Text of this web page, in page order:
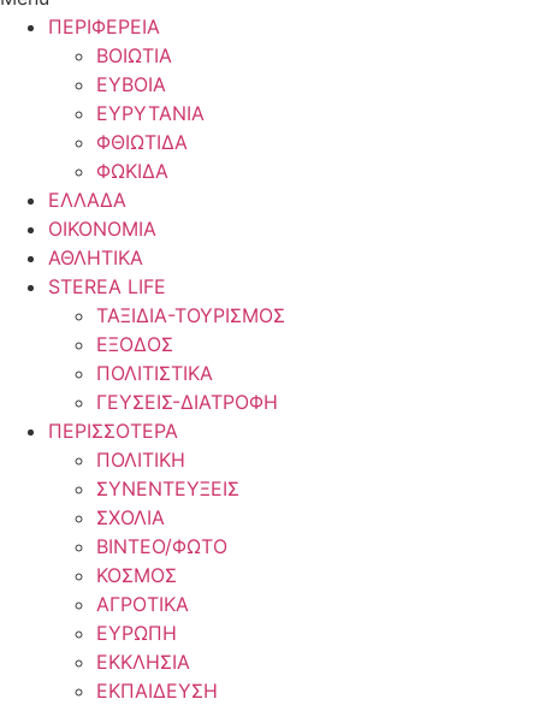
ΠΕΡΙΦΕΡΕΙΑ
ΒΟΙΩΤΙΑ
ΕΥΒΟΙΑ
ΕΥΡΥΤΑΝΙΑ
ΦΘΙΩΤΙΔΑ
ΦΩΚΙΔΑ
ΕΛΛΑΔΑ
ΟΙΚΟΝΟΜΙΑ
ΑΘΛΗΤΙΚΑ
STEREA LIFE
ΤΑΞΙΔΙΑ-ΤΟΥΡΙΣΜΟΣ
ΕΞΟΔΟΣ
ΠΟΛΙΤΙΣΤΙΚΑ
ΓΕΥΣΕΙΣ-ΔΙΑΤΡΟΦΗ
ΠΕΡΙΣΣΟΤΕΡΑ
ΠΟΛΙΤΙΚΗ
ΣΥΝΕΝΤΕΥΞΕΙΣ
ΣΧΟΛΙΑ
ΒΙΝΤΕΟ/ΦΩΤΟ
ΚΟΣΜΟΣ
ΑΓΡΟΤΙΚΑ
ΕΥΡΩΠΗ
ΕΚΚΛΗΣΙΑ
ΕΚΠΑΙΔΕΥΣΗ